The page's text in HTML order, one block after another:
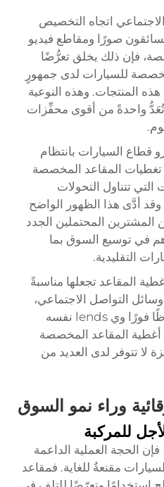
اتجاه التخصيص
صورًا ومقاطع فيديو
فإن ذلك يخلق تعرُّضًا
للسيارات لدى جمهورٍ
المنتجات. وهذه النوعية
تُعَدُّ واحدةً من أقوى محفِّزات
قطاع السيارات بانتظام
المقاعد المخصصة
تتناول التحولات
وقد أدَّى هذا الظهور الواضح
المشترين المحتملين الجدد
في توسيع السوق بما
التقليدية.
المقاعد تجعلها مناسبةً
التواصل الاجتماعي،
نظرًا لأن التحوّل يكون ملحوظًا فورًا وي lends نفسه
أغطية المقاعد المخصصة
لا تتوفر لدى العديد من
وراء نمو السوق
للمركبة
الحجة العملية الداعمة
مقنعةٌ للغاية. فمقاعد